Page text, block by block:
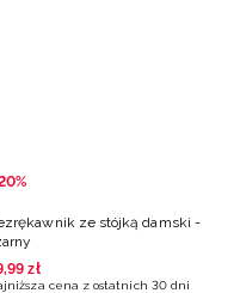
ze stójką damski -
,99 zł
cena z ostatnich 30 dni